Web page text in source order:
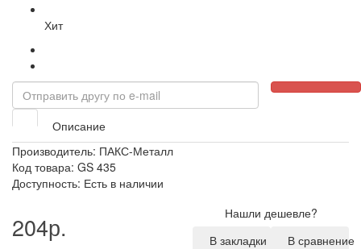
Хит
Описание
Производитель: ПАКС-Металл
Код товара: GS 435
Доступность: Есть в наличии
204р.
Нашли дешевле?
В закладки
В сравнение